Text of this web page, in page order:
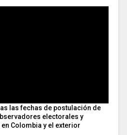
las fechas de postulación de
electorales y
Colombia y el exterior